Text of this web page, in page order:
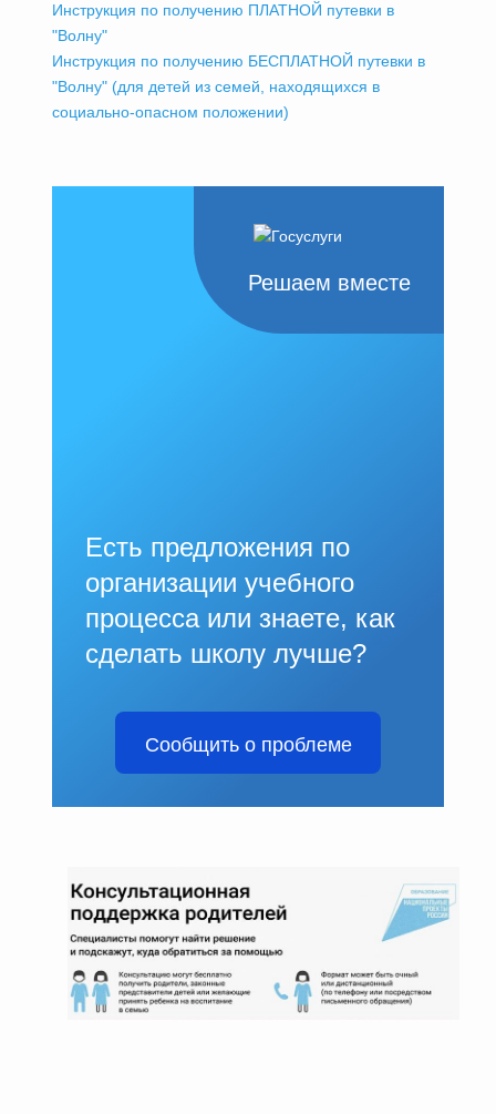
Инструкция по получению ПЛАТНОЙ путевки в
"Волну"
Инструкция по получению БЕСПЛАТНОЙ путевки в
"Волну" (для детей из семей, находящихся в
социально-опасном положении)
Решаем вместе
Есть предложения по
организации учебного
процесса или знаете, как
сделать школу лучше?
Сообщить о проблеме